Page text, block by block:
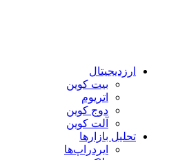
ارزدیجیتال
بیت کوین
اتریوم
دوج کوین
آلت کوین
تحلیل بازارها
ایردراپ‌ها